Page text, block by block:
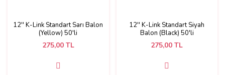
12'' K-Link Standart Sarı Balon
(Yellow) 50'li
275,00 TL
12'' K-Link Standart Siyah
Balon (Black) 50'li
275,00 TL